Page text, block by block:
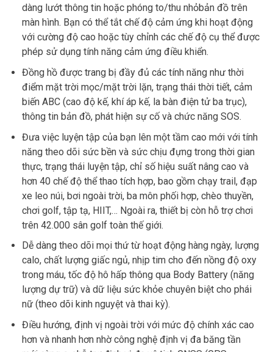
dàng lướt thông tin hoặc phóng to/thu nhỏbản đồ trên
màn hình. Bạn có thể tắt chế độ cảm ứng khi hoạt động
với cường độ cao hoặc tùy chỉnh các chế độ cụ thể được
phép sử dụng tính năng cảm ứng điều khiển.
Đồng hồ được trang bị đầy đủ các tính năng như thời
điểm mặt trời mọc/mặt trời lặn, trạng thái thời tiết, cảm
biến ABC (cao độ kế, khí áp kế, la bàn điện tử ba trục),
thông tin bản đồ, phát hiện sự cố và chức năng SOS.
Đưa việc luyện tập của bạn lên một tầm cao mới với tính
năng theo dõi sức bền và sức chịu đựng trong thời gian
thực, trạng thái luyện tập, chỉ số hiệu suất nâng cao và
hơn 40 chế độ thể thao tích hợp, bao gồm chạy trail, đạp
xe leo núi, bơi ngoài trời, ba môn phối hợp, chèo thuyền,
chơi golf, tập tạ, HIIT,… Ngoài ra, thiết bị còn hỗ trợ chơi
trên 42.000 sân golf toàn thế giới.
Dễ dàng theo dõi mọi thứ từ hoạt động hàng ngày, lượng
calo, chất lượng giấc ngủ, nhịp tim cho đến nồng độ oxy
trong máu, tốc độ hô hấp thông qua Body Battery (năng
lượng dự trữ) và dữ liệu sức khỏe chuyên biệt cho phái
nữ (theo dõi kinh nguyệt và thai kỳ).
Điều hướng, định vị ngoài trời với mức độ chính xác cao
hơn và nhanh hơn nhờ công nghệ định vị đa băng tần